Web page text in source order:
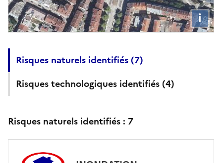
i
Risques naturels identifiés (7)
Risques technologiques identifiés (4)
Risques naturels identifiés : 7